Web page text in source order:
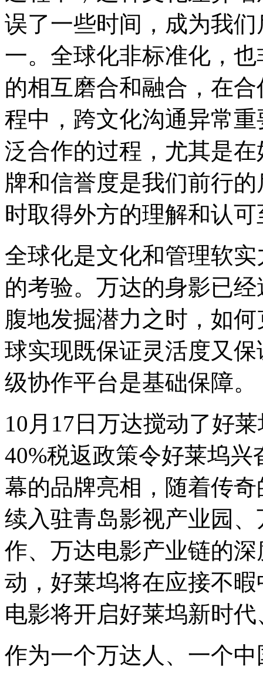
误了一些时间，成为我
一。全球化非标准化，
的相互磨合和融合，在
程中，跨文化沟通异常
泛合作的过程，尤其是
牌和信誉度是我们前行
时取得外方的理解和认
全球化是文化和管理软
的考验。万达的身影已
腹地发掘潜力之时，如
球实现既保证灵活度又
级协作平台是基础保障。
10月17日万达搅动了好
40%税返政策令好莱坞
幕的品牌亮相，随着传
续入驻青岛影视产业园
作、万达电影产业链的
动，好莱坞将在应接不
电影将开启好莱坞新时
作为一个万达人、一个